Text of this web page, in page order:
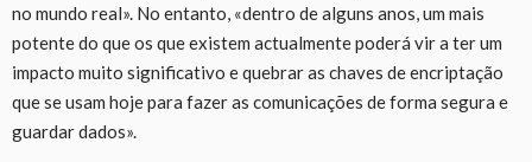
no mundo real». No entanto, «dentro de alguns anos, um mais
potente do que os que existem actualmente poderá vir a ter um
impacto muito significativo e quebrar as chaves de encriptação
que se usam hoje para fazer as comunicações de forma segura e
guardar dados».